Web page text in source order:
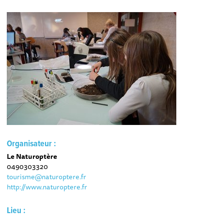
Organisateur :
Le Naturoptère
0490303320
tourisme@naturoptere.fr
http://www.naturoptere.fr
Lieu :